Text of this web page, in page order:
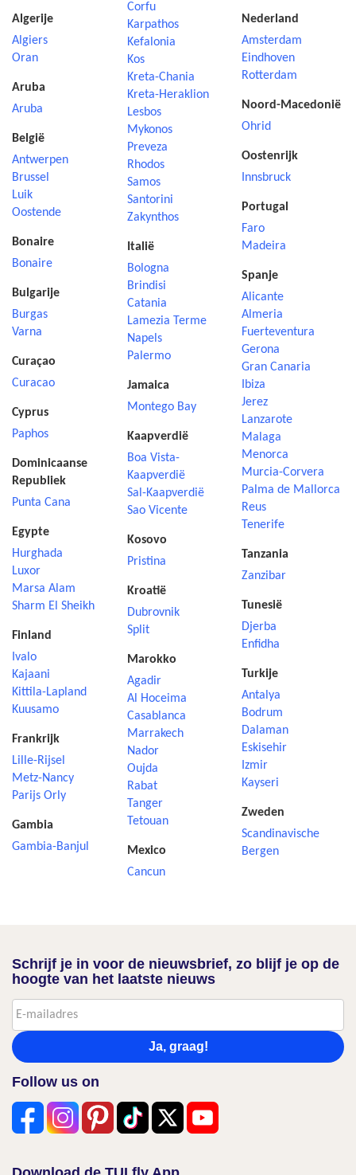
Algerije
Algiers
Oran
Aruba
Aruba
België
Antwerpen
Brussel
Luik
Oostende
Bonaire
Bonaire
Bulgarije
Burgas
Varna
Curaçao
Curacao
Cyprus
Paphos
Dominicaanse
Republiek
Punta Cana
Egypte
Hurghada
Luxor
Marsa Alam
Sharm El Sheikh
Finland
Ivalo
Kajaani
Kittila-Lapland
Kuusamo
Frankrijk
Lille-Rijsel
Metz-Nancy
Parijs Orly
Gambia
Gambia-Banjul
Corfu
Karpathos
Kefalonia
Kos
Kreta-Chania
Kreta-Heraklion
Lesbos
Mykonos
Preveza
Rhodos
Samos
Santorini
Zakynthos
Italië
Bologna
Brindisi
Catania
Lamezia Terme
Napels
Palermo
Jamaica
Montego Bay
Kaapverdië
Boa Vista-
Kaapverdië
Sal-Kaapverdië
Sao Vicente
Kosovo
Pristina
Kroatië
Dubrovnik
Split
Marokko
Agadir
Al Hoceima
Casablanca
Marrakech
Nador
Oujda
Rabat
Tanger
Tetouan
Mexico
Cancun
Nederland
Amsterdam
Eindhoven
Rotterdam
Noord-Macedonië
Ohrid
Oostenrijk
Innsbruck
Portugal
Faro
Madeira
Spanje
Alicante
Almeria
Fuerteventura
Gerona
Gran Canaria
Ibiza
Jerez
Lanzarote
Malaga
Menorca
Murcia-Corvera
Palma de Mallorca
Reus
Tenerife
Tanzania
Zanzibar
Tunesië
Djerba
Enfidha
Turkije
Antalya
Bodrum
Dalaman
Eskisehir
Izmir
Kayseri
Zweden
Scandinavische
Bergen
Schrijf je in voor de nieuwsbrief, zo blijf je op de
hoogte van het laatste nieuws
Ja, graag!
Follow us on